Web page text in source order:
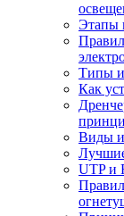
Этапы
Типы и
Как
Виды и
UTP и